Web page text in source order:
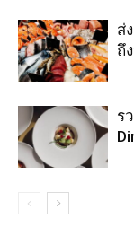
ส่
ถึ
ร